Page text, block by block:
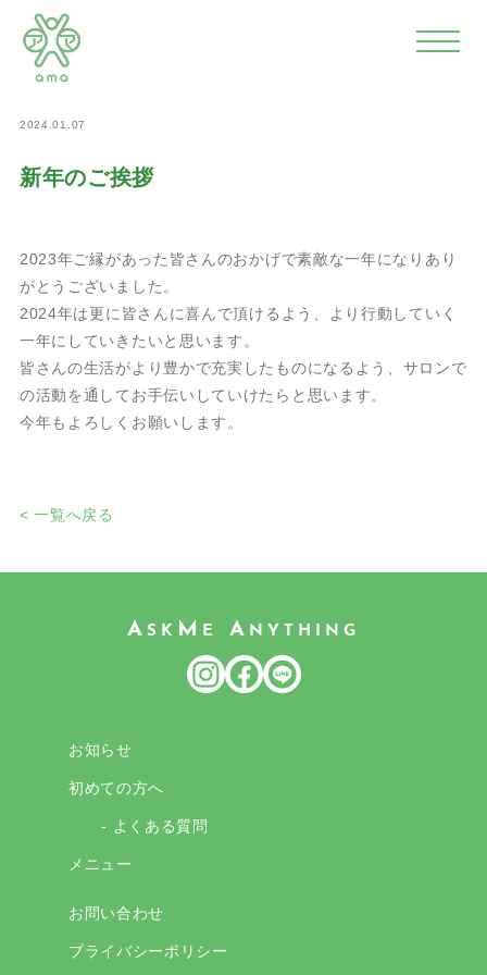
ホーム>
2024.01.07
新年のご挨拶
2023年ご縁があった皆さんのおかげで素敵な一年になりあり
がとうございました。
2024年は更に皆さんに喜んで頂けるよう、より行動していく
一年にしていきたいと思います。
皆さんの生活がより豊かで充実したものになるよう、サロンで
の活動を通してお手伝いしていけたらと思います。
今年もよろしくお願いします。
< 一覧へ戻る
A SK M E A NYTHING
お知らせ
初めての方へ
- よくある質問
メニュー
お問い合わせ
プライバシーポリシー